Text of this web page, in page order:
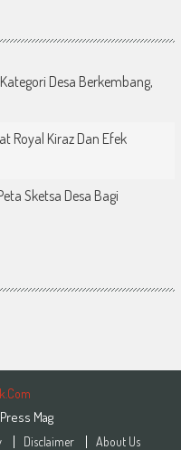
Desa Berkembang,
Royal Kiraz Dan Efek
Sketsa Desa Bagi
Mag
Disclaimer About Us